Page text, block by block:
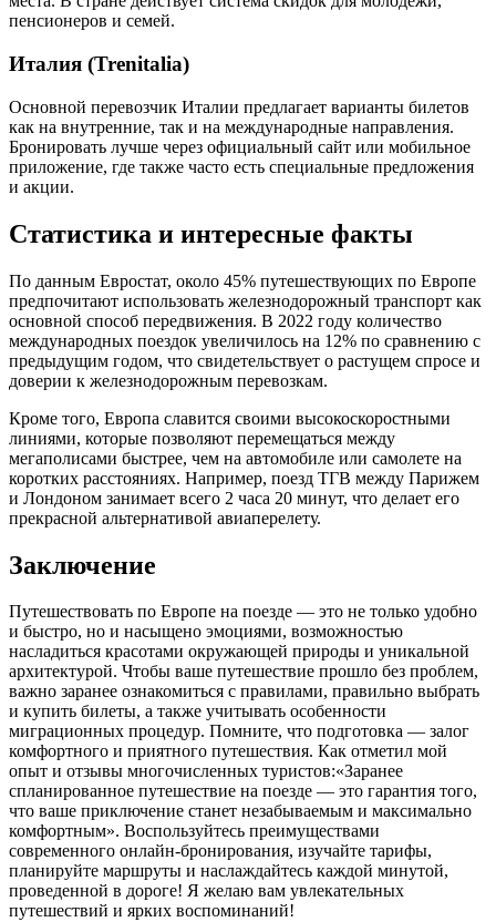
пенсионеров и семей.
Италия (Trenitalia)
Основной перевозчик Италии предлагает варианты билетов
как на внутренние, так и на международные направления.
Бронировать лучше через официальный сайт или мобильное
приложение, где также часто есть специальные предложения
и акции.
Статистика и интересные факты
По данным Евростат, около 45% путешествующих по Европе
предпочитают использовать железнодорожный транспорт как
основной способ передвижения. В 2022 году количество
международных поездок увеличилось на 12% по сравнению с
предыдущим годом, что свидетельствует о растущем спросе и
доверии к железнодорожным перевозкам.
Кроме того, Европа славится своими высокоскоростными
линиями, которые позволяют перемещаться между
мегаполисами быстрее, чем на автомобиле или самолете на
коротких расстояниях. Например, поезд ТГВ между Парижем
и Лондоном занимает всего 2 часа 20 минут, что делает его
прекрасной альтернативой авиаперелету.
Заключение
Путешествовать по Европе на поезде — это не только удобно
и быстро, но и насыщено эмоциями, возможностью
насладиться красотами окружающей природы и уникальной
архитектурой. Чтобы ваше путешествие прошло без проблем,
важно заранее ознакомиться с правилами, правильно выбрать
и купить билеты, а также учитывать особенности
миграционных процедур. Помните, что подготовка — залог
комфортного и приятного путешествия. Как отметил мой
опыт и отзывы многочисленных туристов:«Заранее
спланированное путешествие на поезде — это гарантия того,
что ваше приключение станет незабываемым и максимально
комфортным». Воспользуйтесь преимуществами
современного онлайн-бронирования, изучайте тарифы,
планируйте маршруты и наслаждайтесь каждой минутой,
проведенной в дороге! Я желаю вам увлекательных
путешествий и ярких воспоминаний!